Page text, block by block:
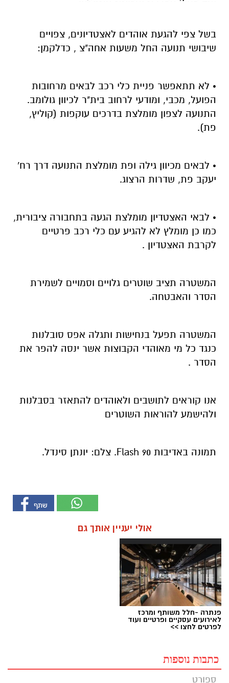
בשל צפי להגעת אוהדים לאצטדיונים, צפויים
שיבושי תנועה החל משעות אחה"צ , כדלקמן:
• לא תתאפשר פניית כלי רכב לבאים מרחובות
הפועל, מכבי, ומודעי לרחוב בית"ר לכיוון גולומב.
התנועה לצפון מומלצת בדרכים עוקפות (קוליץ,
פת).
• לבאים מכיוון גילה ופת מומלצת התנועה דרך רח'
יעקב פת, שדרות הרצוג.
• לבאי האצטדיון מומלצת הגעה בתחבורה ציבורית,
כמו כן מומלץ לא להגיע עם כלי רכב פרטיים
לקרבת האצטדיון .
המשטרה תציב שוטרים גלויים וסמויים לשמירת
הסדר והאבטחה.
המשטרה תפעל בנחישות ותגלה אפס סובלנות
כנגד כל מי מאוהדי הקבוצות אשר ינסה להפר את
הסדר .
אנו קוראים לתושבים ולאוהדים להתאזר בסבלנות
ולהישמע להוראות השוטרים
תמונה באדיבות Flash 90. צלם: יונתן סינדל.
אולי יעניין אותך גם
פנתרה -חלל משותף ומרכז
לאירועים עסקיים ופרטיים ועוד
לפרטים לחצו >>
כתבות נוספות
ספורט